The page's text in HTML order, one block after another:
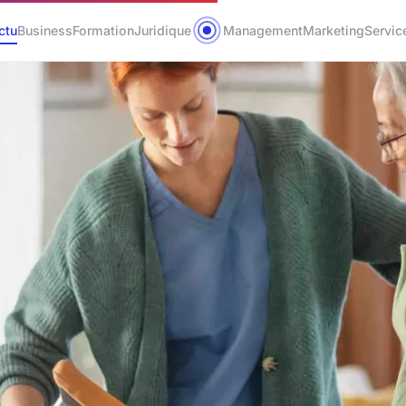
BusinessFormationJuridique ManagementMarketing